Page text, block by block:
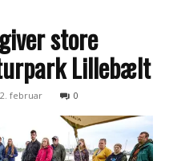
store
Lillebælt
februar 0